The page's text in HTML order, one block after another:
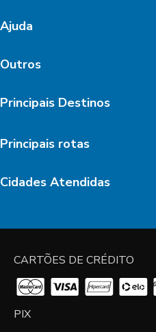
Ajuda
Outros
Principais Destinos
Principais rotas
Cidades Atendidas
CARTÕES DE CRÉDITO
PIX